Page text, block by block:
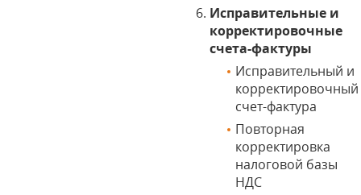
Исправительные и
корректировочные
счета-фактуры
Исправительный и
корректировочный
счет-фактура
Повторная
корректировка
налоговой базы
НДС